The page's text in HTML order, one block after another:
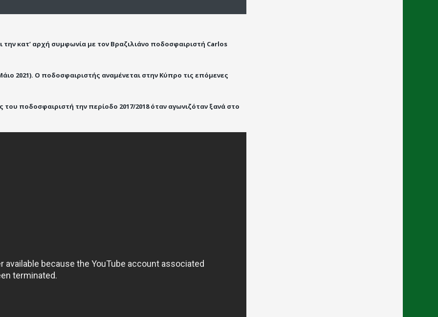
κατ’ αρχή συμφωνία με τον Βραζιλιάνο ποδοσφαιριστή Carlos
2021). Ο ποδοσφαιριστής αναμένεται στην Κύπρο τις επόμενες
του ποδοσφαιριστή την περίοδο 2017/2018 όταν αγωνιζόταν ξανά στο